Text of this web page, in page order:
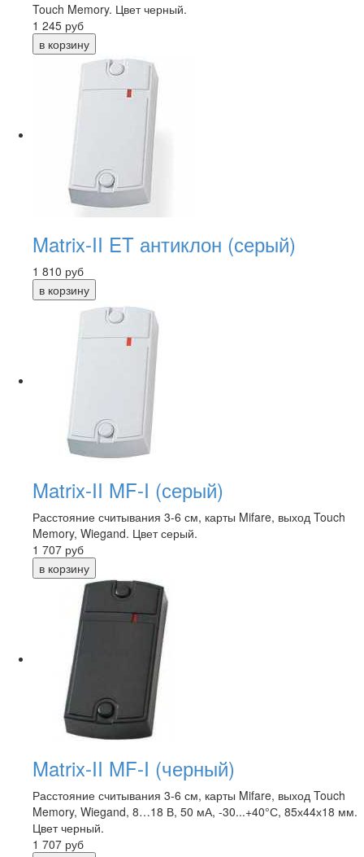
Touch Memory. Цвет черный.
1 245 руб
Matrix-II ET антиклон (серый)
1 810 руб
Matrix-II MF-I (серый)
Расстояние считывания 3-6 см, карты Mifare, выход Touch
Memory, Wiegand. Цвет серый.
1 707 руб
Matrix-II MF-I (черный)
Расстояние считывания 3-6 см, карты Mifare, выход Touch
Memory, Wiegand, 8…18 В, 50 мА, -30...+40°С, 85х44х18 мм.
Цвет черный.
1 707 руб